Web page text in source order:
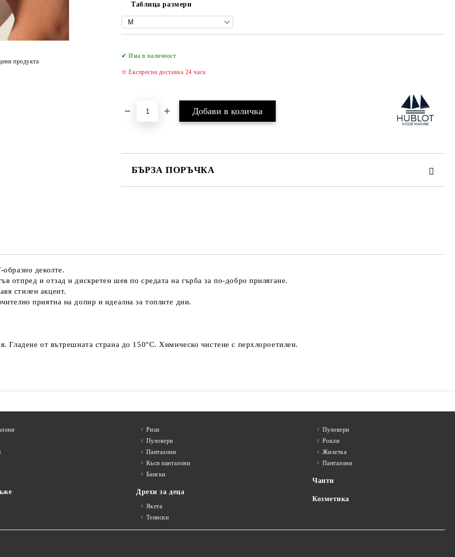
Таблица размери
✔ Има в наличност
✫ Експресна доставка 24 часа
БЪРЗА ПОРЪЧКА
продукта
деколте.
отпред и отзад и дискретен шев по средата на гърба за по-добро прилягане.
стилен акцент.
приятна на допир и идеална за топлите дни.
от вътрешната страна до 150°C. Химическо чистене с перхлороетилен.
Ризи
Пуловери
Панталони
Къси панталони
Бански
Дрехи за деца
Якета
Тениски
Пуловери
Рокли
Жилетка
Панталони
Чанти
Козметика